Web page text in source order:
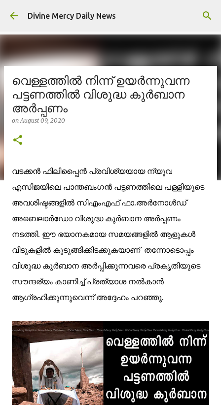
Skip to main content
Divine Mercy Daily News
വെള്ളത്തിൽ നിന്ന് ഉയർന്നുവന്ന
പട്ടണത്തിൽ വിശുദ്ധ കുര്‍ബാന
അര്‍പ്പണം
onAugust 09, 2020
വടക്കൻ ഫിലിപ്പൈൻ പ്രവിശ്യയായ ന്യൂവ
എസിജയിലെ പാന്തബംഗൻ പട്ടണത്തിലെ പള്ളിയുടെ
അവശിഷ്ടങ്ങളിൽ സി‌എം‌എഫ് ഫാ.അർനോൾഡ്
അബെലാർഡോ വിശുദ്ധ കുര്‍ബാന അര്‍പ്പണം
നടത്തി. ഈ ഭയാനകമായ സമയങ്ങളിൽ ആളുകൾ
വീടുകളിൽ കുടുങ്ങിക്കിടക്കുകയാണ് തന്നോടൊപ്പം
വിശുദ്ധ കുര്‍ബാന അര്‍പ്പിക്കുന്നവരെ പ്രകൃതിയുടെ
സൗന്ദര്യം കാണിച്ച് പ്രത്യാശ നൽകാൻ
ആഗ്രഹിക്കുന്നുവെന്ന് അദ്ദേഹം പറഞ്ഞു.